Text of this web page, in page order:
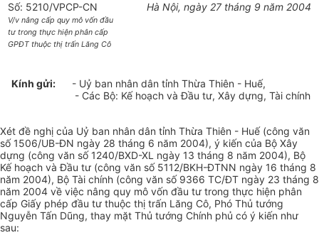
Số: 5210/VPCP-CN
V/v nâng cấp quy mô vốn đầu
tư trong thực hiện phân cấp
GPĐT thuộc thị trấn Lăng Cô
Hà Nội, ngày 27 tháng 9 năm 2004
Kính gửi:
- Uỷ ban nhân dân tỉnh Thừa Thiên - Huế,
- Các Bộ: Kế hoạch và Đầu tư, Xây dựng, Tài chính
Xét đề nghị của Uỷ ban nhân dân tỉnh Thừa Thiên - Huế (công văn
số 1506/UB-ĐN ngày 28 tháng 6 năm 2004), ý kiến của Bộ Xây
dựng (công văn số 1240/BXD-XL ngày 13 tháng 8 năm 2004), Bộ
Kế hoạch và Đầu tư (công văn số 5112/BKH-ĐTNN ngày 16 tháng 8
năm 2004), Bộ Tài chính (công văn số 9366 TC/ĐT ngày 23 tháng 8
năm 2004 về việc nâng quy mô vốn đầu tư trong thực hiện phân
cấp Giấy phép đầu tư thuộc thị trấn Lăng Cô, Phó Thủ tướng
Nguyễn Tấn Dũng, thay mặt Thủ tướng Chính phủ có ý kiến như
sau: